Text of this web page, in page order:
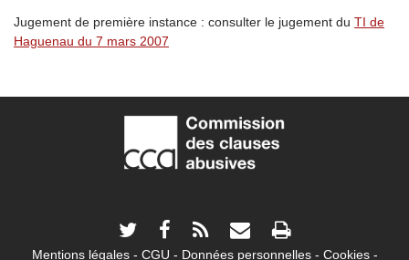
Jugement de première instance : consulter le jugement du TI de
Haguenau du 7 mars 2007
Mentions légales CGU Données personnelles Cookies